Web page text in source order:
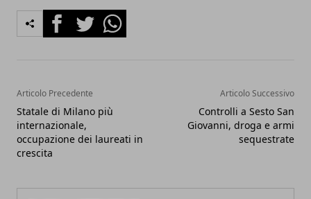
FacebookTwitterWhatsapp
Articolo Precedente
Statale di Milano più
internazionale,
occupazione dei laureati in
crescita
Articolo Successivo
Controlli a Sesto San
Giovanni, droga e armi
sequestrate